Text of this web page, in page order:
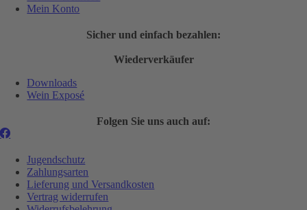
Mein Konto
Sicher und einfach bezahlen:
Wiederverkäufer
Downloads
Wein Exposé
Folgen Sie uns auch auf:
Jugendschutz
Zahlungsarten
Lieferung und Versandkosten
Vertrag widerrufen